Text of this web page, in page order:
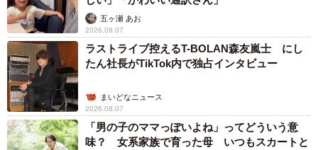
五ヶ瀬 あお
2026.08.07
ラストライブ控えるT-BOLAN森友嵐士 にし
たん社長がTikTok内で独占インタビュー
まいどなニュース
2026.08.07
「男の子のママっぽいよね」ってどういう意
味？ 女系家族で育った母 いつもスカートと